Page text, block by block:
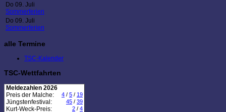
Do 09. Juli
Sommerferien
Do 09. Juli
Sommerferien
alle Termine
TSC-Kalender
TSC-Wettfahrten
Meldezahlen 2026
Preis der Malche:
4 / 5 / 19
Jüngstenfestival: 45 / 39
Kurt-Weck-Preis: 2 / 4